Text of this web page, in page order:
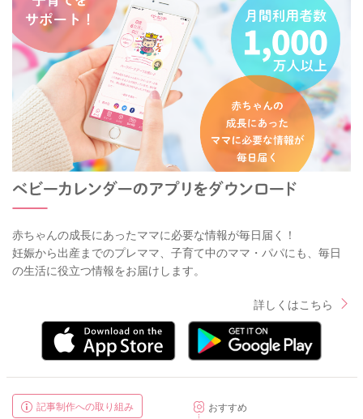
赤ちゃんの成長にあったママに必要な情報が毎日届く！
妊娠から出産までのプレママ、子育て中のママ・パパにも、毎日
の生活に役立つ情報をお届けします。
詳しくはこちら
記事制作への取り組み
おすすめ